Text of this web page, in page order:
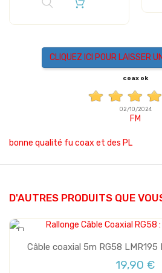
CLIQUEZ ICI POUR LAISSER
coax ok
02/10/2024
FM
bonne qualité fu coax et des PL
D'AUTRES PRODUITS QUE
Câble coaxial 5m RG58 LMR195
19,90 €